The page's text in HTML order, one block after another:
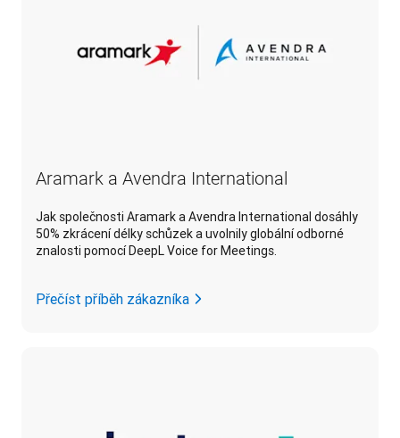
Aramark a Avendra International
Jak společnosti Aramark a Avendra International dosáhly
50% zkrácení délky schůzek a uvolnily globální odborné
znalosti pomocí DeepL Voice for Meetings.
Přečíst příběh zákazníka